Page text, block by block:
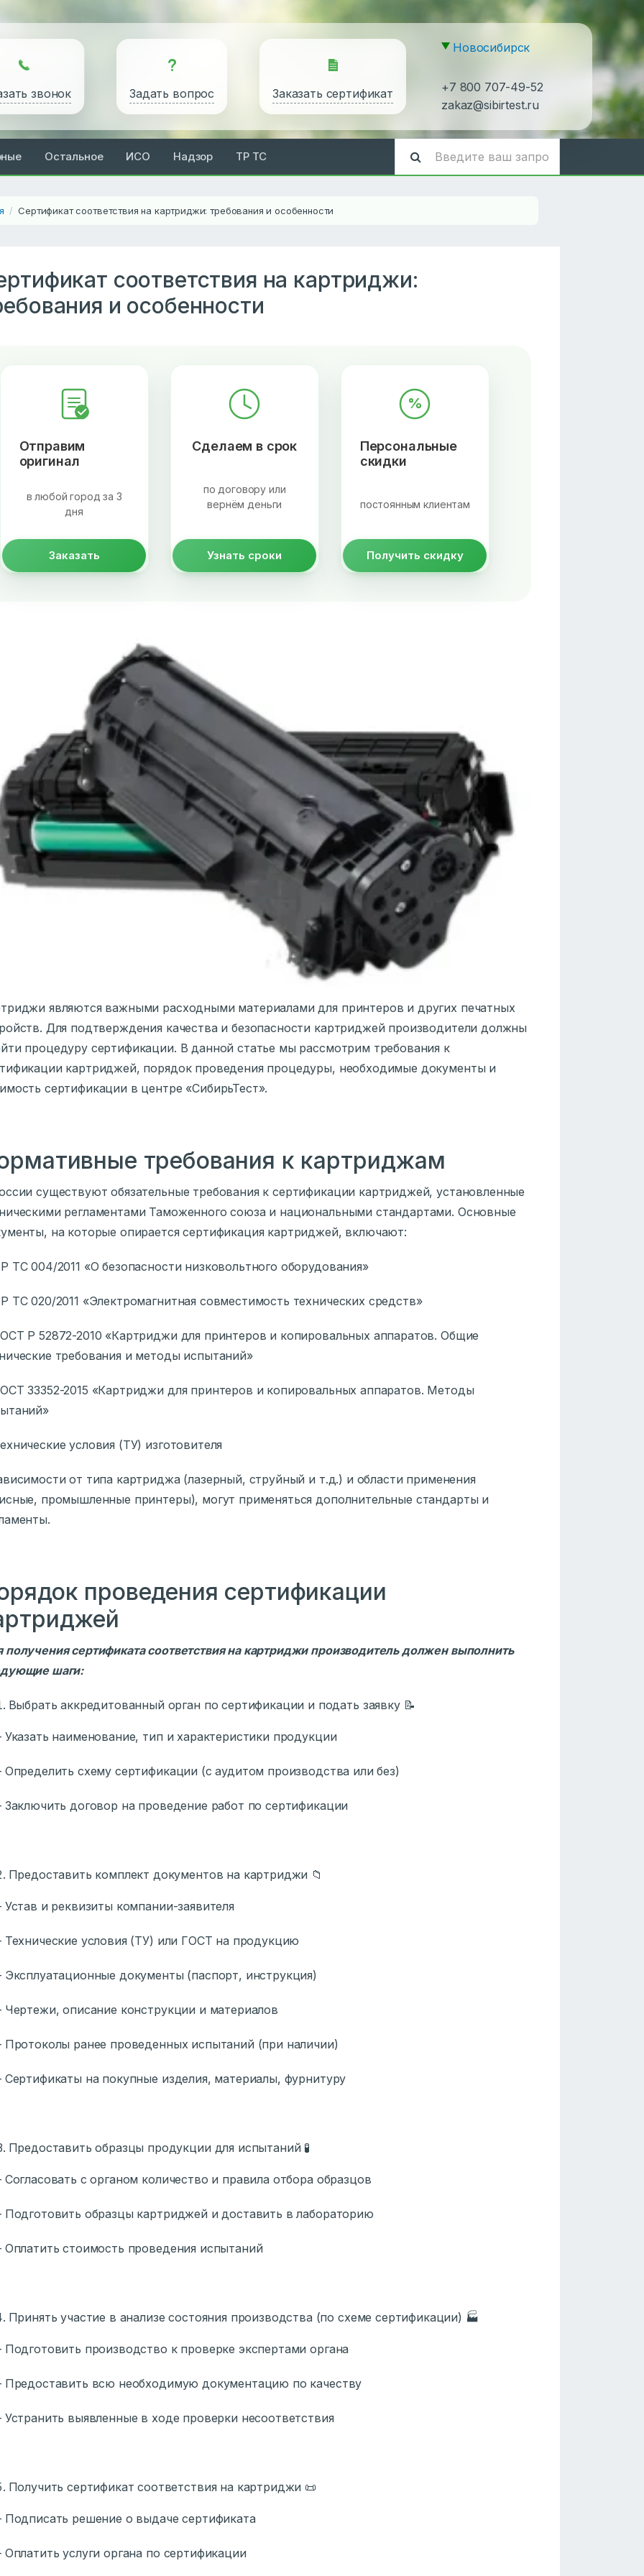
звонок Задать вопрос Заказать сертификат
Новосибирск
+7 800 707-49-52
zakaz@sibirtest.ru
Остальное ИСО Надзор ТР ТС
/ Сертификат соответствия на картриджи: требования и особенности
соответствия на картриджи:
и особенности
Отправим
оригинал
в любой город за 3
дня
Заказать
Сделаем в срок
по договору или
вернём деньги
Узнать сроки
%
Персональные
скидки
постоянным клиентам
Получить скидку
являются важными расходными материалами для принтеров и других печатных
Для подтверждения качества и безопасности картриджей производители должны
процедуру сертификации. В данной статье мы рассмотрим требования к
картриджей, порядок проведения процедуры, необходимые документы и
сертификации в центре «СибирьТест».
требования к картриджам
существуют обязательные требования к сертификации картриджей, установленные
регламентами Таможенного союза и национальными стандартами. Основные
на которые опирается сертификация картриджей, включают:
ТС 004/2011 «О безопасности низковольтного оборудования»
ТС 020/2011 «Электромагнитная совместимость технических средств»
Р 52872-2010 «Картриджи для принтеров и копировальных аппаратов. Общие
требования и методы испытаний»
33352-2015 «Картриджи для принтеров и копировальных аппаратов. Методы
условия (ТУ) изготовителя
от типа картриджа (лазерный, струйный и т.д.) и области применения
промышленные принтеры), могут применяться дополнительные стандарты и
проведения сертификации
получения сертификата соответствия на картриджи производитель должен выполнить
шаги:
Выбрать аккредитованный орган по сертификации и подать заявку 📝
наименование, тип и характеристики продукции
схему сертификации (с аудитом производства или без)
договор на проведение работ по сертификации
Предоставить комплект документов на картриджи 📁
и реквизиты компании-заявителя
условия (ТУ) или ГОСТ на продукцию
документы (паспорт, инструкция)
описание конструкции и материалов
ранее проведенных испытаний (при наличии)
на покупные изделия, материалы, фурнитуру
Предоставить образцы продукции для испытаний 🧪
с органом количество и правила отбора образцов
образцы картриджей и доставить в лабораторию
стоимость проведения испытаний
Принять участие в анализе состояния производства (по схеме сертификации) 🏭
производство к проверке экспертами органа
всю необходимую документацию по качеству
выявленные в ходе проверки несоответствия
Получить сертификат соответствия на картриджи 📜
решение о выдаче сертификата
услуги органа по сертификации